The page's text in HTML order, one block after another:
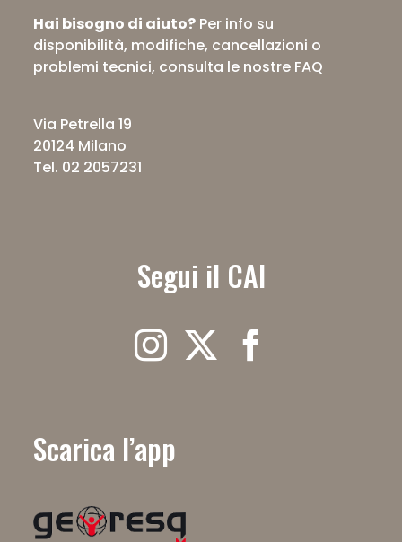
Hai bisogno di aiuto? Per info su
disponibilità, modifiche, cancellazioni o
problemi tecnici, consulta le nostre FAQ
Via Petrella 19
20124 Milano
Tel. 02 2057231
Segui il CAI
Scarica l’app